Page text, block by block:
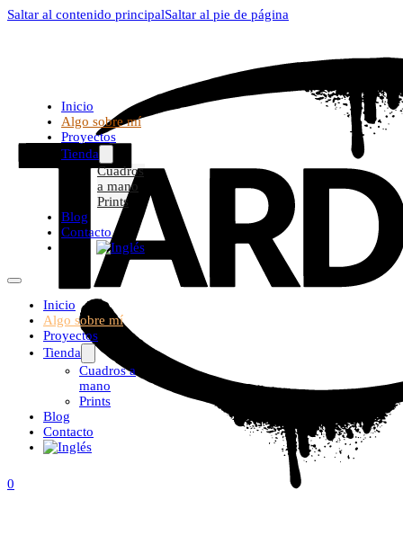
Saltar al contenido principalSaltar al pie de página
Inicio
Algo sobre mí
Proyectos
Tienda
Cuadros
a mano
Prints
Blog
Contacto
Inicio
Algo sobre mí
Proyectos
Tienda
Cuadros a
mano
Prints
Blog
Contacto
0